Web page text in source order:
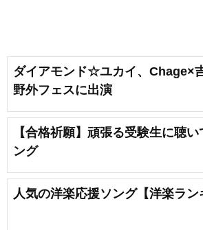
ダイアモンド☆ユカイ、Chage×
野外フェスに出演
【合格祈願】頑張る受験生に聴
ング
人気の洋楽応援ソング【洋楽ラン